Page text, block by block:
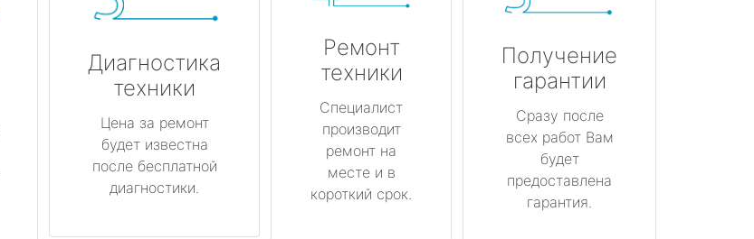
Диагностика
техники
Цена за ремонт
будет известна
после бесплатной
диагностики.
Ремонт
техники
Специалист
производит
ремонт на
месте и в
короткий срок.
Получение
гарантии
Сразу после
всех работ Вам
будет
предоставлена
гарантия.